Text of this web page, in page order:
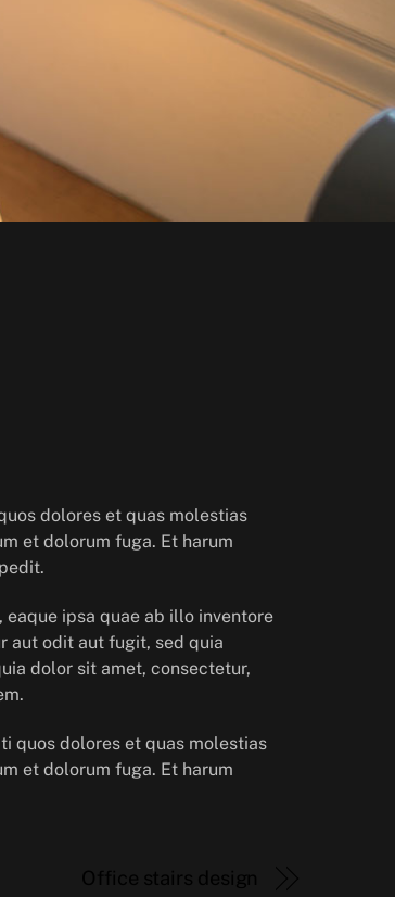
dolores et quas molestias
et dolorum fuga. Et harum
ipsa quae ab illo inventore
aut odit aut fugit, sed quia
dolor sit amet, consectetur,
quos dolores et quas molestias
et dolorum fuga. Et harum